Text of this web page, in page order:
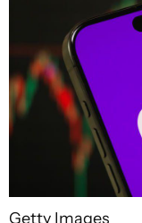
Getty Images